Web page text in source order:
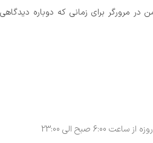
در مرورگر برای زمانی که دوباره دیدگاهی
صبح الی 23:00